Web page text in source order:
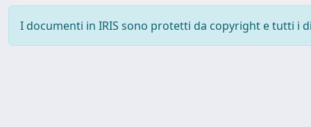
I documenti in IRIS sono protetti da copyright e tutti i